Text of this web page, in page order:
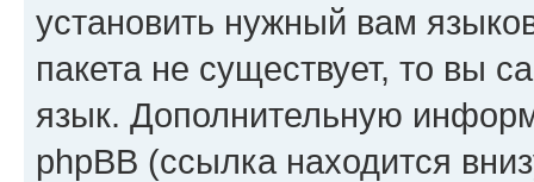
установить нужный вам
пакета не существует, то вы
язык. Дополнительную
phpBB (ссылка находится